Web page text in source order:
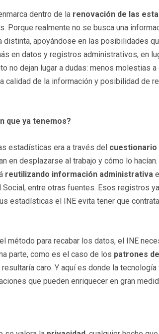
dentro de la renovación de las
Porque realmente no se busca una
distinta, apoyándose en las posibilidades
en datos y registros administrativos, en
no dejan lugar a dudas: menos molestias
calidad de la información y posibilidad de
que ya tenemos?
estadísticas era a través del cuestionario
en desplazarse al trabajo y cómo lo
reutilizando información administrativa
Social, entre otras fuentes. Esos registros
estadísticas el INE evita tener que
método para recabar los datos, el INE
parte, como es el caso de los patrones
caro. Y aquí es donde la
que pueden enriquecer en gran